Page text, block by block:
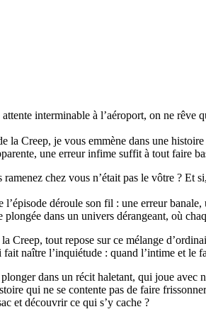
interminable à l’aéroport, on ne rêve
la Creep, je vous emmène dans une
une erreur infime suffit à tout faire
chez vous n’était pas le vôtre ?
l’épisode déroule son fil : une erreur
plongée dans un univers dérangeant, où
Creep, tout repose sur ce mélange
fait naître l’inquiétude : quand l’intime et
dans un récit haletant, qui joue avec
qui ne se contente pas de faire
et découvrir ce qui s’y cache ?